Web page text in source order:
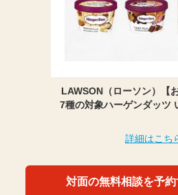
LAWSON（ローソン）【
7種の対象ハーゲンダッツ
詳細はこち
対面の無料相談を予約